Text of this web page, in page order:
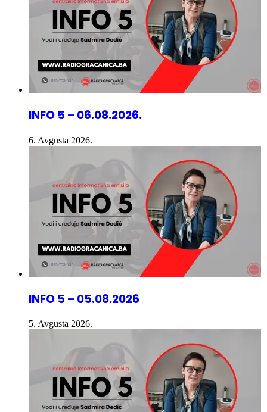
INFO 5 – 06.08.2026.
6. Avgusta 2026.
INFO 5 – 05.08.2026
5. Avgusta 2026.